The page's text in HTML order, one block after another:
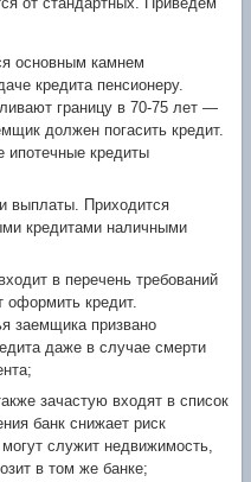
от стандартных. Приведем
основным камнем
кредита пенсионеру.
границу в 70-75лет —
должен погасить кредит.
ипотечные кредиты
выплаты. Приходится
кредитами наличными
в перечень требований
оформить кредит.
заемщика призвано
даже в случае смерти
зачастую входят в список
банк снижает риск
служит недвижимость,
в том же банке;